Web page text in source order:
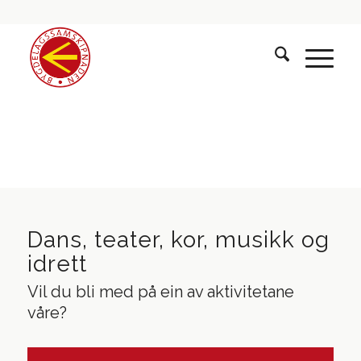
Dans, teater, kor, musikk og
idrett
Vil du bli med på ein av aktivitetane
våre?